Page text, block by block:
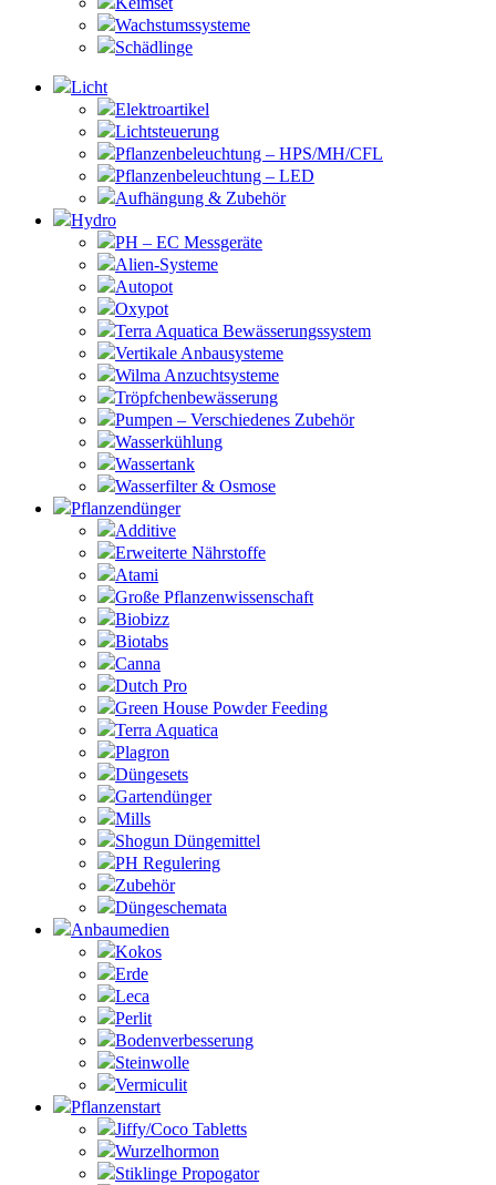
Wachstumssysteme
Schädlinge
Licht
Elektroartikel
Lichtsteuerung
Pflanzenbeleuchtung – HPS/MH/CFL
Pflanzenbeleuchtung – LED
Aufhängung & Zubehör
Hydro
PH – EC Messgeräte
Alien-Systeme
Autopot
Oxypot
Terra Aquatica Bewässerungssystem
Vertikale Anbausysteme
Wilma Anzuchtsysteme
Tröpfchenbewässerung
Pumpen – Verschiedenes Zubehör
Wasserkühlung
Wassertank
Wasserfilter & Osmose
Pflanzendünger
Additive
Erweiterte Nährstoffe
Atami
Große Pflanzenwissenschaft
Biobizz
Biotabs
Canna
Dutch Pro
Green House Powder Feeding
Terra Aquatica
Plagron
Düngesets
Gartendünger
Mills
Shogun Düngemittel
PH Regulering
Zubehör
Düngeschemata
Anbaumedien
Kokos
Erde
Leca
Perlit
Bodenverbesserung
Steinwolle
Vermiculit
Pflanzenstart
Jiffy/Coco Tabletts
Wurzelhormon
Stiklinge Propogator